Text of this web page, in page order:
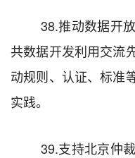
38.推动数据开
共数据开发利用交流
动规则、认证、标准
实践。
39.支持北京仲